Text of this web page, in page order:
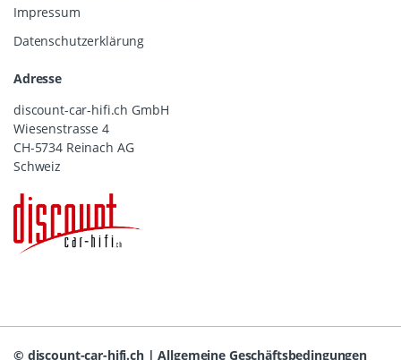
Impressum
Datenschutzerklärung
Adresse
discount-car-hifi.ch GmbH
Wiesenstrasse 4
CH-5734 Reinach AG
Schweiz
© discount-car-hifi.ch|Allgemeine Geschäftsbedingungen